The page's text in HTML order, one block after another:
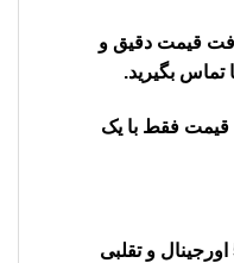
قیمت دقیق و
تماس بگیرید.
قیمت فقط با یک
1. تفاوت بین کویل ام وی ام530 اورجینال و تقلبی